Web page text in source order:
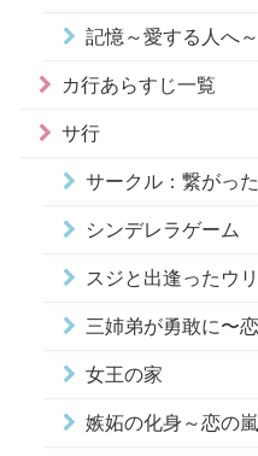
記憶～愛する人へ～
カ行あらすじ一覧
サ行
サークル：繋がっ
シンデレラゲーム
スジと出逢ったウ
三姉弟が勇敢に〜
女王の家
嫉妬の化身～恋の